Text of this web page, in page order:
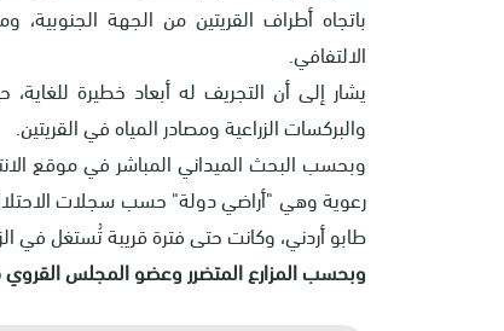
الالتفافي.
يشار إلى أن التجريف له أبعاد خطيرة
والبركسات الزراعية ومصادر المياه في القريتين.
طابو أردني، وكانت حتى فترة قريبة تُستغل في
وبحسب المزارع المتضرر وعضو المجلس القروي